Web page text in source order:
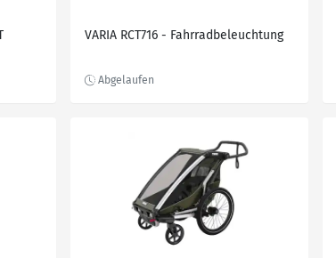
VARIA RCT716 - Fahrradbeleuchtung